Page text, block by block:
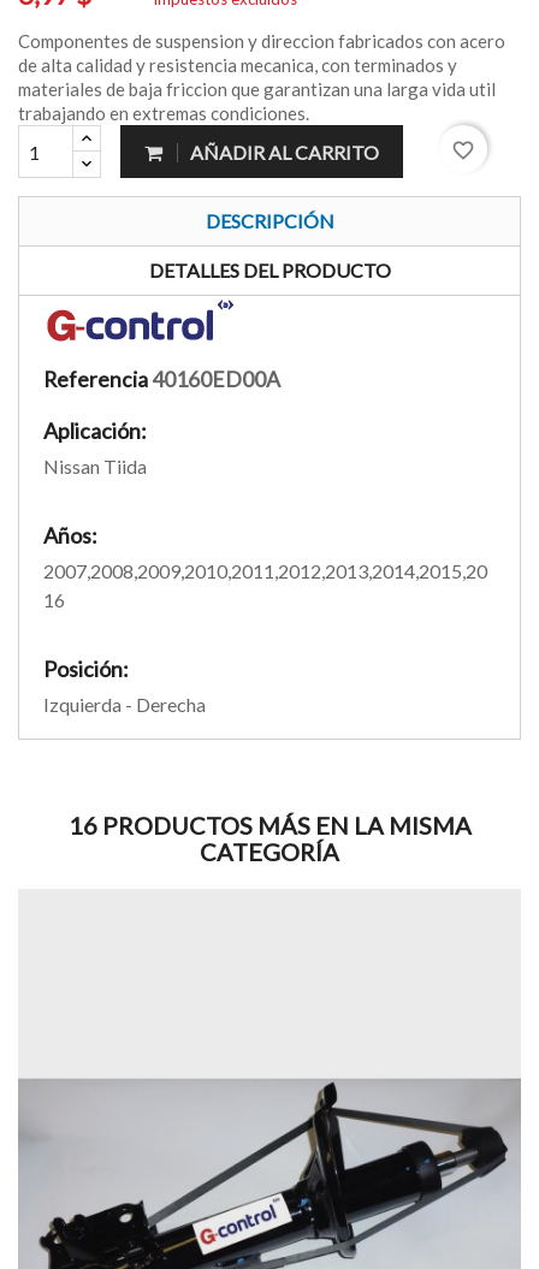
Componentes de suspension y direccion fabricados con acero
de alta calidad y resistencia mecanica, con terminados y
materiales de baja friccion que garantizan una larga vida util
trabajando en extremas condiciones.
AÑADIR AL CARRITO favorite_border
DESCRIPCIÓN
DETALLES DEL PRODUCTO
Referencia40160ED00A
Aplicación:
Nissan Tiida
Años:
2007,2008,2009,2010,2011,2012,2013,2014,2015,20
16
Posición:
Izquierda - Derecha
16 PRODUCTOS MÁS EN LA MISMA
CATEGORÍA